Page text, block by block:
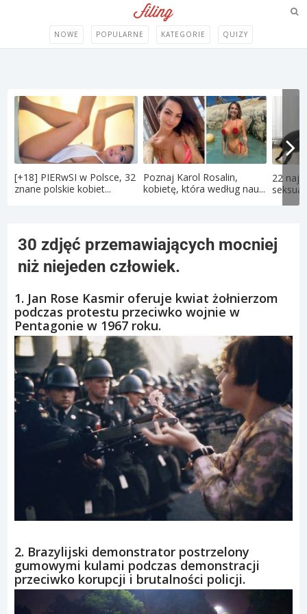
NOWE POPULARNE KATEGORIE QUIZY
[+18] PIERwSI w Polsce, 32
znane polskie kobiet...
Poznaj Karol Rosalin,
kobietę, która według nau...
22
30 zdjęć przemawiających mocniej
niż niejeden człowiek.
1. Jan Rose Kasmir oferuje kwiat żołnierzom
podczas protestu przeciwko wojnie w
Pentagonie w 1967 roku.
2. Brazylijski demonstrator postrzelony
gumowymi kulami podczas demonstracji
przeciwko korupcji i brutalności policji.